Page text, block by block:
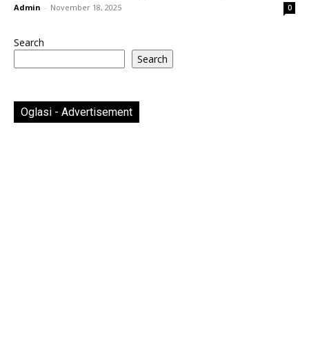
Admin - November 18, 2025 0
Search
Search
Oglasi - Advertisement